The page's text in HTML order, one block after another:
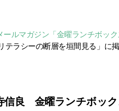
ールマガジン「金曜ランチボッ
テラシーの断層を垣間見る」に
信良 金曜ランチボッ